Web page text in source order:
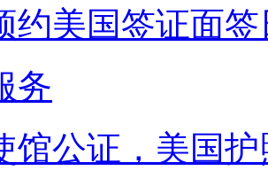
约美国签证面
务
馆公证，美国